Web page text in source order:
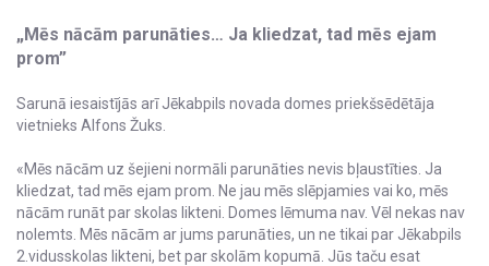
„Mēs nācām parunāties… Ja kliedzat, tad mēs ejam
prom”
Sarunā iesaistījās arī Jēkabpils novada domes priekšsēdētāja
vietnieks Alfons Žuks.
«Mēs nācām uz šejieni normāli parunāties nevis bļaustīties. Ja
kliedzat, tad mēs ejam prom. Ne jau mēs slēpjamies vai ko, mēs
nācām runāt par skolas likteni. Domes lēmuma nav. Vēl nekas nav
nolemts. Mēs nācām ar jums parunāties, un ne tikai par Jēkabpils
2.vidusskolas likteni, bet par skolām kopumā. Jūs taču esat